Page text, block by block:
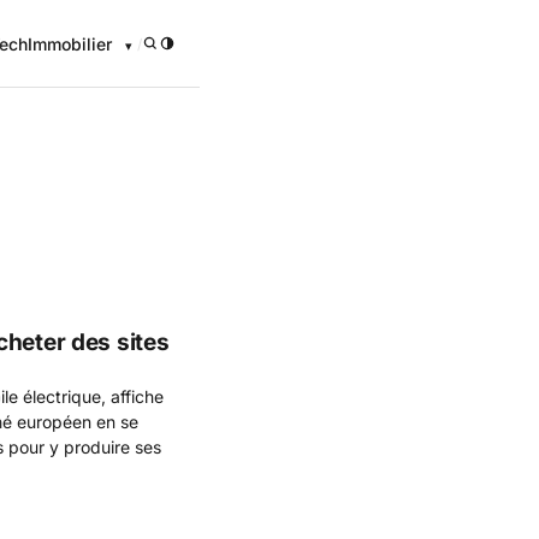
Immobilier /
des sites
électrique, affiche
européen en se
pour y produire ses